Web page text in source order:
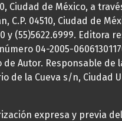
Ciudad de México, a
C.P. 04510, Ciudad de
y (55)5622.6999. Editora
04-2005-
Autor. Responsable de
de la Cueva s/n, Ciudad
expresa y previa